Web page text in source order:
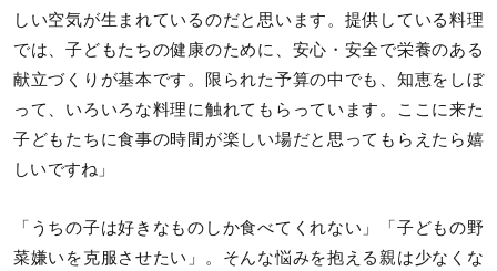
しい空気が生まれているのだと思います。提供している料理
では、子どもたちの健康のために、安心・安全で栄養のある
献立づくりが基本です。限られた予算の中でも、知恵をしぼ
って、いろいろな料理に触れてもらっています。ここに来た
子どもたちに食事の時間が楽しい場だと思ってもらえたら嬉
しいですね」
「うちの子は好きなものしか食べてくれない」「子どもの野
菜嫌いを克服させたい」。そんな悩みを抱える親は少なくな